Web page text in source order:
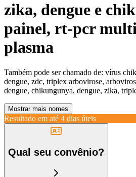
zika, dengue e
painel, rt-pcr
plasma
Também pode ser chamado de: vírus
dengue, zdc, triplex arbovirose,
dengue, chikungunya, dengue, zika,
Mostrar mais nomes
Resultado em até 4 dias úteis
Qual seu convênio?